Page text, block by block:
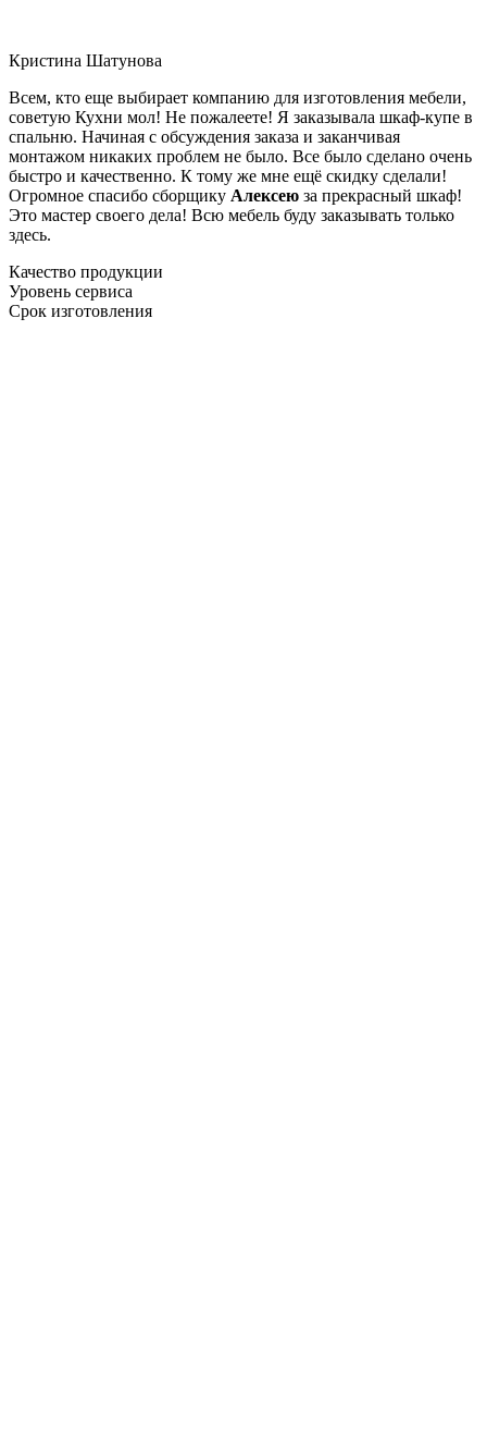
Кристина Шатунова
Всем, кто еще выбирает компанию для изготовления мебели,
советую Кухни мол! Не пожалеете! Я заказывала шкаф-купе в
спальню. Начиная с обсуждения заказа и заканчивая
монтажом никаких проблем не было. Все было сделано очень
быстро и качественно. К тому же мне ещё скидку сделали!
Огромное спасибо сборщику Алексею за прекрасный шкаф!
Это мастер своего дела! Всю мебель буду заказывать только
здесь.
Качество продукции
Уровень сервиса
Срок изготовления